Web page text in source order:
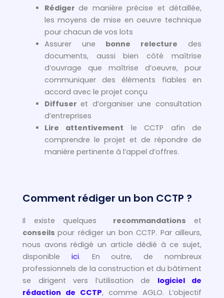
Rédigerde manière précise et détaillée,
les moyens de mise en oeuvre technique
pour chacun de vos lots
Assurer une bonne relecture des
documents, aussi bien côté maîtrise
d’ouvrage que maîtrise d’oeuvre, pour
communiquer des éléments fiables en
accord avec le projet conçu
Diffuseret d’organiser une consultation
d’entreprises
Lire attentivement le CCTP afin de
comprendre le projet et de répondre de
manière pertinente à l’appel d’offres.
Comment rédiger un bon CCTP ?
Il existe quelques recommandationset
conseilspour rédiger un bon CCTP. Par ailleurs,
nous avons rédigé un article dédié à ce sujet,
disponible ici. En outre, de nombreux
professionnels de la construction et du bâtiment
se dirigent vers l’utilisation de logiciel de
rédaction de CCTP, comme AGLO. L’objectif